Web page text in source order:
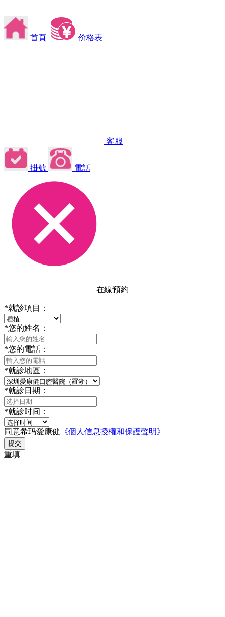
首頁 价格表
客服
掛號 電話
在線預約
*就診項目：
*您的姓名：
*您的電話：
*就診地區：
*就診日期：
*就診时间：
同意希玛愛康健 《個人信息授權和保護聲明》
提交
重填